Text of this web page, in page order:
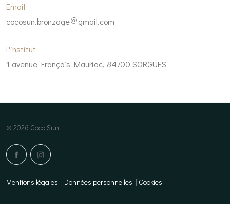
Email
cocosun.bronzage
gmail.com
L'institut
1 avenue François Mauriac, 84700 SORGUES
© 2026 Coco Sun.
Mentions légales | Données personnelles | Cookies